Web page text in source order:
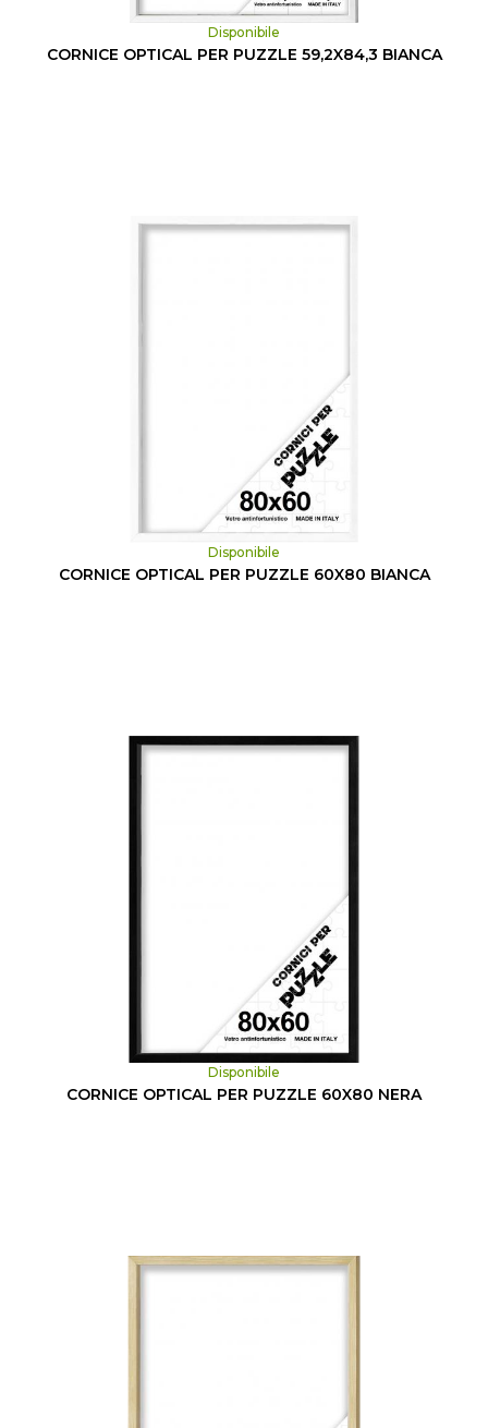
Disponibile
CORNICE OPTICAL PER PUZZLE 59,2X84,3 BIANCA
Disponibile
CORNICE OPTICAL PER PUZZLE 60X80 BIANCA
Disponibile
CORNICE OPTICAL PER PUZZLE 60X80 NERA